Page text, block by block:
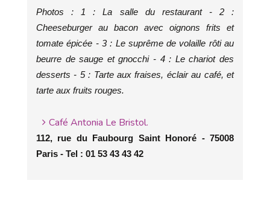
Photos : 1 : La salle du restaurant - 2 :
Cheeseburger au bacon avec oignons frits et
tomate épicée - 3 : Le suprême de volaille rôti au
beurre de sauge et gnocchi - 4 : Le chariot des
desserts - 5 : Tarte aux fraises, éclair au café, et
tarte aux fruits rouges.
Café Antonia Le Bristol.
112, rue du Faubourg Saint Honoré - 75008
Paris - Tel : 01 53 43 43 42